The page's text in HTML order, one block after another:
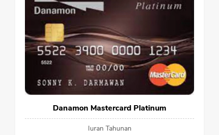
Danamon Mastercard Platinum
Iuran Tahunan